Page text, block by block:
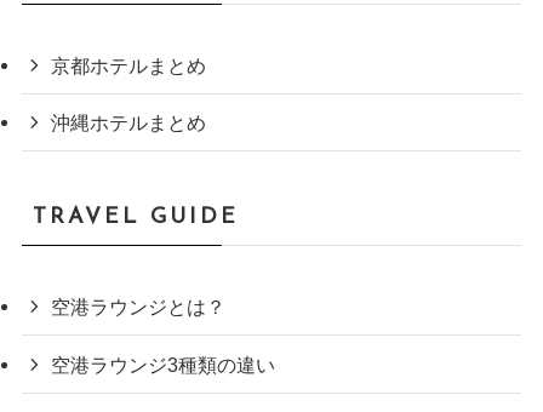
京都ホテルまとめ
沖縄ホテルまとめ
TRAVEL GUIDE
空港ラウンジとは？
空港ラウンジ3種類の違い